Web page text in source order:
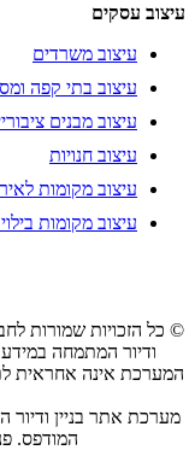
עיצוב עסקים
עיצוב משרדים
עיצוב בתי קפה
עיצוב מבנים
עיצוב חנויות
עיצוב מקומות
עיצוב מקומות
ודיור המתמחה
המערכת אינה אחראית
מערכת אתר בניין ודיור
המודפס.